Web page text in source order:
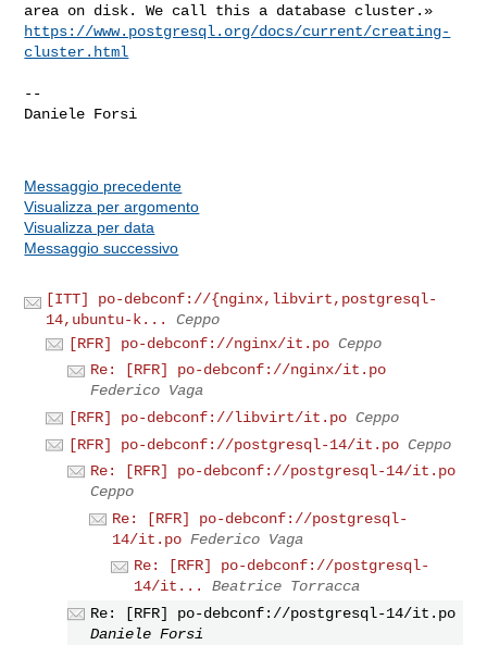
https://www.postgresql.org/docs/current/creating-
cluster.html
--
Daniele Forsi
Messaggio precedente
Visualizza per argomento
Visualizza per data
Messaggio successivo
[ITT] po-debconf://{nginx,libvirt,postgresql-
14,ubuntu-k...
Ceppo
[RFR] po-debconf://nginx/it.po Ceppo
Re: [RFR] po-debconf://nginx/it.po
Federico Vaga
[RFR] po-debconf://libvirt/it.po Ceppo
[RFR] po-debconf://postgresql-14/it.po Ceppo
Re: [RFR] po-debconf://postgresql-14/it.po
Ceppo
Re: [RFR] po-debconf://postgresql-
14/it.po Federico Vaga
Re: [RFR] po-debconf://postgresql-
14/it...
Beatrice Torracca
Re: [RFR] po-debconf://postgresql-14/it.po
Daniele Forsi